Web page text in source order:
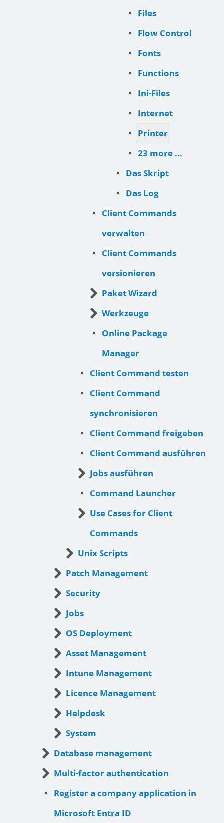
Files
Flow Control
Fonts
Functions
Ini-Files
Internet
Printer
23 more ...
Das Skript
Das Log
Client Commands
verwalten
Client Commands
versionieren
Paket Wizard
Werkzeuge
Online Package
Manager
Client Command testen
Client Command
synchronisieren
Client Command freigeben
Client Command ausführen
Jobs ausführen
Command Launcher
Use Cases for Client
Commands
Unix Scripts
Patch Management
Security
Jobs
OS Deployment
Asset Management
Intune Management
Licence Management
Helpdesk
System
Database management
Multi-factor authentication
Register a company application in
Microsoft Entra ID